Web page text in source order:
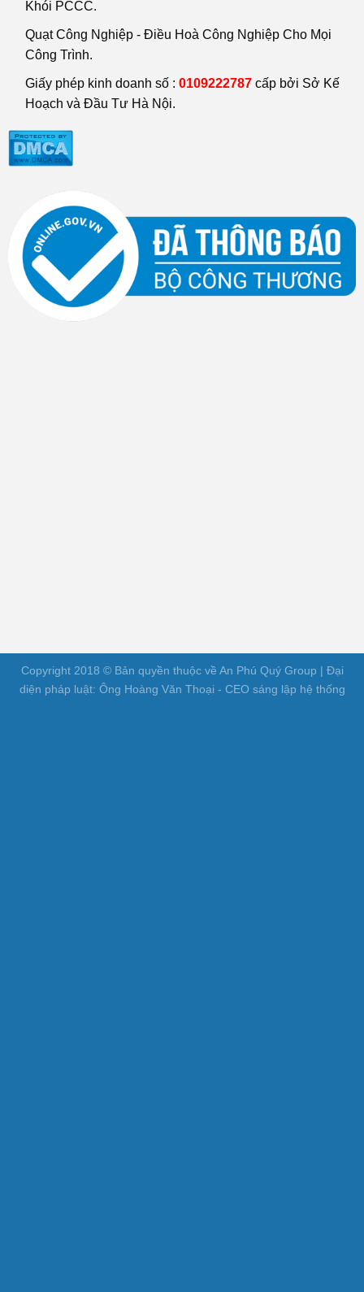
Khói PCCC.
Quạt Công Nghiệp - Điều Hoà Công Nghiệp Cho Mọi
Công Trình.
Giấy phép kinh doanh số : 0109222787 cấp bởi Sở Kế
Hoạch và Đầu Tư Hà Nội.
Copyright 2018 © Bản quyền thuộc về An Phú Quý Group | Đại
diện pháp luật: Ông Hoàng Văn Thoại - CEO sáng lập hệ thống